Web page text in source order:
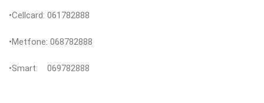
•Cellcard: 061782888
•Metfone: 068782888
•Smart: 069782888